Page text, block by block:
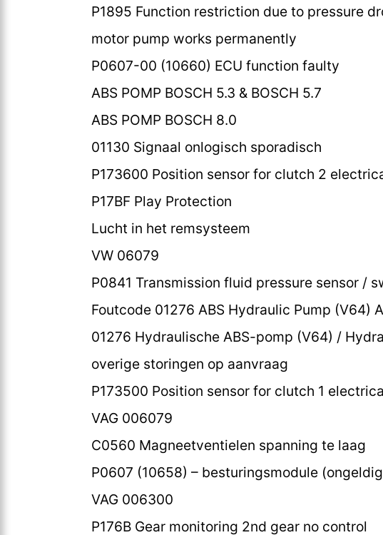
P1895 Function restriction due to pressure
motor pump works permanently
P0607-00 (10660) ECU function faulty
ABS POMP BOSCH 5.3 & BOSCH 5.7
ABS POMP BOSCH 8.0
01130 Signaal onlogisch sporadisch
P173600 Position sensor for clutch 2
P17BF Play Protection
Lucht in het remsysteem
VW 06079
P0841 Transmission fluid pressure sensor /
Foutcode 01276 ABS Hydraulic Pump (V64)
01276 Hydraulische ABS-pomp (V64) /
overige storingen op aanvraag
P173500 Position sensor for clutch 1
VAG 006079
C0560 Magneetventielen spanning te laag
P0607 (10658) – besturingsmodule
VAG 006300
P176B Gear monitoring 2nd gear no control